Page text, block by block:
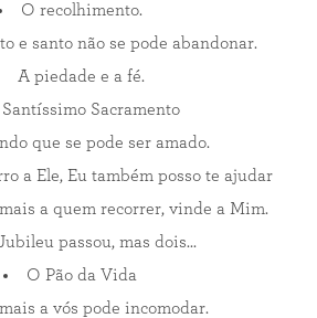
O recolhimento.
e santo não se pode abandonar.
A piedade e a fé.
Sacramento
que se pode ser amado.
a Ele, Eu também posso te ajudar
a quem recorrer, vinde a Mim.
passou, mas dois...
O Pão da Vida
a vós pode incomodar.